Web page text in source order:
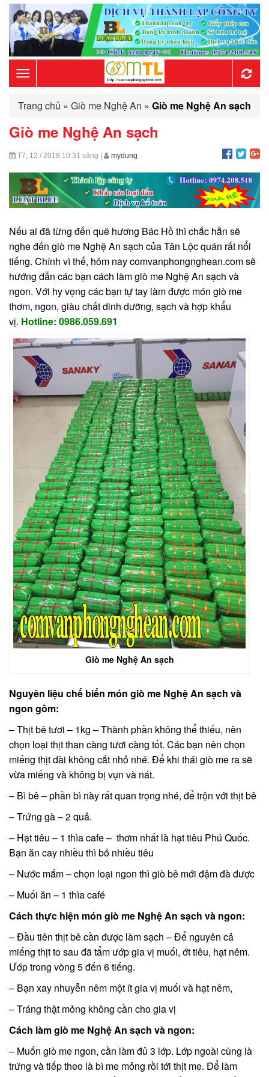
Toggle
navigation
Trang chủ » Giò me Nghệ An » Giò me Nghệ An sạch
Giò me Nghệ An sạch
T7, 12 / 2018 10:31 sáng | mydung
Nếu ai đã từng đến quê hương Bác Hồ thì chắc hẳn sẽ
nghe đến giò me Nghệ An sạch của Tân Lộc quán rất nổi
tiếng. Chính vì thế, hôm nay comvanphongnghean.com sẽ
hướng dẫn các bạn cách làm giò me Nghệ An sạch và
ngon. Với hy vọng các bạn tự tay làm được món giò me
thơm, ngon, giàu chất dinh dưỡng, sạch và hợp khẩu
vị. Hotline: 0986.059.691
Giò me Nghệ An sạch
Nguyên liệu chế biến món giò me Nghệ An sạch và
ngon gồm:
– Thịt bê tươi – 1kg – Thành phần không thể thiếu, nên
chọn loại thịt than càng tươi càng tốt. Các bạn nên chọn
miếng thịt dài không cắt nhỏ nhé. Để khi thái giò me ra sẽ
vừa miếng và không bị vụn và nát.
– Bì bê – phần bì này rất quan trọng nhé, để trộn với thịt bê
– Trứng gà – 2 quả.
– Hạt tiêu – 1 thìa cafe – thơm nhất là hạt tiêu Phú Quốc.
Bạn ăn cay nhiều thì bỏ nhiều tiêu
– Nước mắm – chọn loại ngon thì giò bê mới đậm đà được
– Muối ăn – 1 thìa café
Cách thực hiện món giò me Nghệ An sạch và ngon:
– Đầu tiên thịt bê cần được làm sạch – Để nguyên cả
miếng thịt to sau đã tẩm ướp gia vị muối, ớt tiêu, hạt nêm.
Ướp trong vòng 5 đến 6 tiếng.
– Bạn xay nhuyễn nêm một ít gia vị muối và hạt nêm,
– Tráng thật mỏng không cần cho gia vị
Cách làm giò me Nghệ An sạch và ngon:
– Muốn giò me ngon, cần làm đủ 3 lớp. Lớp ngoài cùng là
trứng và tiếp theo là bì me mỏng rồi tới thịt me. Để làm